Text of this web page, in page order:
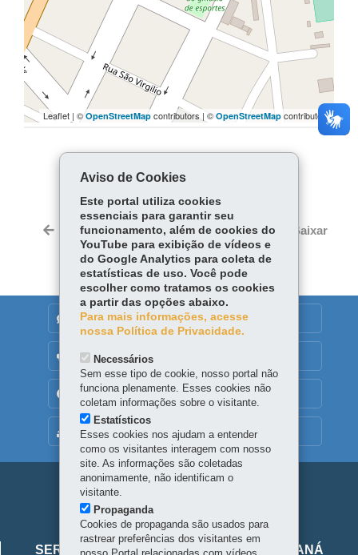
Leaflet | ©OpenStreetMap contributors | © OpenStreetMap contributors
Twitter
Voltar Início Imprimir Baixar
MAPA DO SITE
DENUNCIE CORRUPÇÃO
OUVIDORIA
TRANSPARÊNCIA INSTITUCIONAL
Navegação
principal
Viaje
SERVIÇO SOCIAL AUTÔNOMO VIAJE PARANÁ
Aviso de Cookies
Este portal utiliza cookies
essenciais para garantir seu
funcionamento, além de cookies do
YouTube para exibição de vídeos e
do Google Analytics para coleta de
estatísticas de uso. Você pode
escolher como tratamos os cookies
a partir das opções abaixo.
Para mais informações, acesse
nossa Política de Privacidade.
Necessários
Sem esse tipo de cookie, nosso portal não
funciona plenamente. Esses cookies não
coletam informações sobre o visitante.
Estatísticos
Esses cookies nos ajudam a entender
como os visitantes interagem com nosso
site. As informações são coletadas
anonimamente, não identificam o
visitante.
Propaganda
Cookies de propaganda são usados para
rastrear preferências dos visitantes em